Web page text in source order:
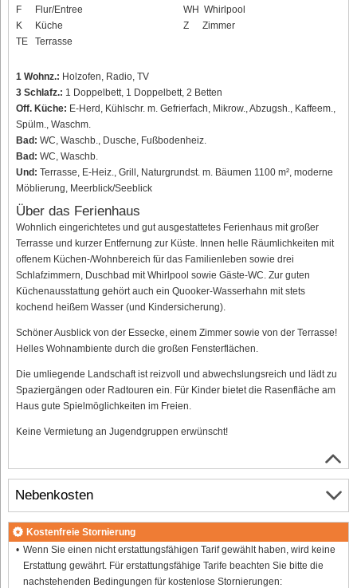
F
Flur/Entree
K
Küche
TE
Terrasse
WH Whirlpool
Z
Zimmer
1 Wohnz.: Holzofen, Radio, TV
3 Schlafz.: 1 Doppelbett, 1 Doppelbett, 2 Betten
Off. Küche: E-Herd, Kühlschr. m. Gefrierfach, Mikrow., Abzugsh., Kaffeem.,
Spülm., Waschm.
Bad: WC, Waschb., Dusche, Fußbodenheiz.
Bad: WC, Waschb.
Und: Terrasse, E-Heiz., Grill, Naturgrundst. m. Bäumen 1100 m², moderne
Möblierung, Meerblick/Seeblick
Über das Ferienhaus
Wohnlich eingerichtetes und gut ausgestattetes Ferienhaus mit großer
Terrasse und kurzer Entfernung zur Küste. Innen helle Räumlichkeiten mit
offenem Küchen-/Wohnbereich für das Familienleben sowie drei
Schlafzimmern, Duschbad mit Whirlpool sowie Gäste-WC. Zur guten
Küchenausstattung gehört auch ein Quooker-Wasserhahn mit stets
kochend heißem Wasser (und Kindersicherung).
Schöner Ausblick von der Essecke, einem Zimmer sowie von der Terrasse!
Helles Wohnambiente durch die großen Fensterflächen.
Die umliegende Landschaft ist reizvoll und abwechslungsreich und lädt zu
Spaziergängen oder Radtouren ein. Für Kinder bietet die Rasenfläche am
Haus gute Spielmöglichkeiten im Freien.
Keine Vermietung an Jugendgruppen erwünscht!
Nebenkosten
Kostenfreie Stornierung
Wenn Sie einen nicht erstattungsfähigen Tarif gewählt haben, wird keine
Erstattung gewährt. Für erstattungsfähige Tarife beachten Sie bitte die
nachstehenden Bedingungen für kostenlose Stornierungen: